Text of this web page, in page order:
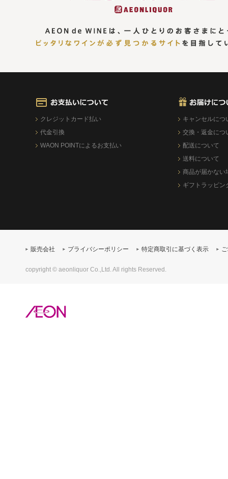
クレジットカード払い
代金引換
WAON POINTによるお支払い
キャンセルにつ
交換・返金につ
配送について
送料について
商品が届かない
ギフトラッピン
販売会社 プライバシーポリシー 特定商取引に基づく表示
copyright © aeonliquor Co.,Ltd. All rights Reserved.